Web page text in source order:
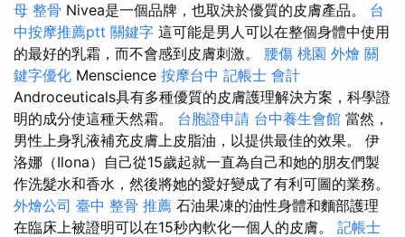
母 整骨 Nivea是一個品牌，也取決於優質的皮膚產品。 台
中按摩推薦ptt 關鍵字 這可能是男人可以在整個身體中使用
的最好的乳霜，而不會感到皮膚刺激。 腰傷 桃園 外燴 關
鍵字優化 Menscience 按摩台中 記帳士 會計
Androceuticals具有多種優質的皮膚護理解決方案，科學證
明的成分使這種天然霜。 台胞證申請 台中養生會館 當然，
男性上身乳液補充皮膚上皮脂油，以提供最佳的效果。 伊
洛娜（Ilona）自己從15歲起就一直為自己和她的朋友們製
作洗髮水和香水，然後將她的愛好變成了有利可圖的業務。
外燴公司 臺中 整骨 推薦 石油果凍的油性身體和麵部護理
在臨床上被證明可以在15秒內軟化一個人的皮膚。 記帳士